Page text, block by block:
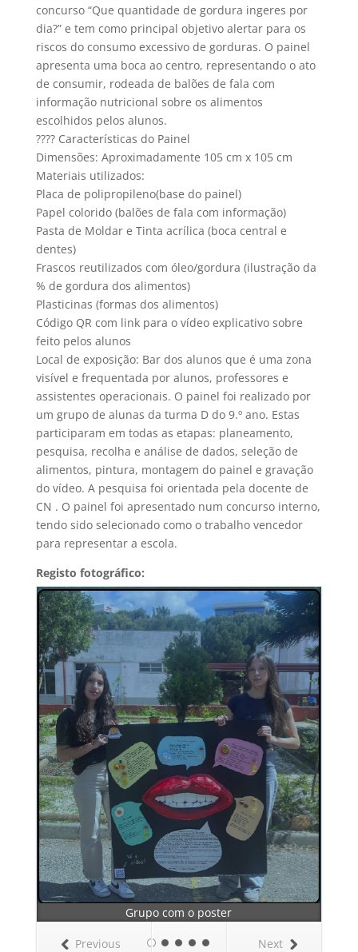
concurso “Que quantidade de gordura ingeres por
dia?” e tem como principal objetivo alertar para os
riscos do consumo excessivo de gorduras. O painel
apresenta uma boca ao centro, representando o ato
de consumir, rodeada de balões de fala com
informação nutricional sobre os alimentos
escolhidos pelos alunos.
???? Características do Painel
Dimensões: Aproximadamente 105 cm x 105 cm
Materiais utilizados:
Placa de polipropileno(base do painel)
Papel colorido (balões de fala com informação)
Pasta de Moldar e Tinta acrílica (boca central e
dentes)
Frascos reutilizados com óleo/gordura (ilustração da
% de gordura dos alimentos)
Plasticinas (formas dos alimentos)
Código QR com link para o vídeo explicativo sobre
feito pelos alunos
Local de exposição: Bar dos alunos que é uma zona
visível e frequentada por alunos, professores e
assistentes operacionais. O painel foi realizado por
um grupo de alunas da turma D do 9.º ano. Estas
participaram em todas as etapas: planeamento,
pesquisa, recolha e análise de dados, seleção de
alimentos, pintura, montagem do painel e gravação
do vídeo. A pesquisa foi orientada pela docente de
CN . O painel foi apresentado num concurso interno,
tendo sido selecionado como o trabalho vencedor
para representar a escola.
Registo fotográfico:
Grupo com o poster
Next
Previous